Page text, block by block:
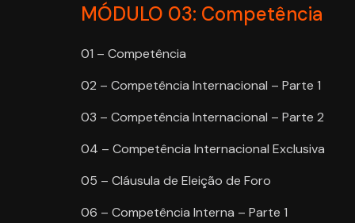
MÓDULO 03: Competência
01 – Competência
02 – Competência Internacional – Parte 1
03 – Competência Internacional – Parte 2
04 – Competência Internacional Exclusiva
05 – Cláusula de Eleição de Foro
06 – Competência Interna – Parte 1